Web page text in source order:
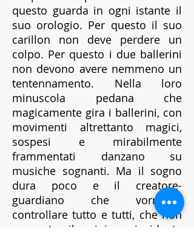
questo guarda in ogni istante il
suo orologio. Per questo il suo
carillon non deve perdere un
colpo. Per questo i due ballerini
non devono avere nemmeno un
tentennamento. Nella loro
minuscola pedana che
magicamente gira i ballerini, con
movimenti altrettanto magici,
sospesi e mirabilmente
frammentati danzano su
musiche sognanti. Ma il sogno
dura poco e il creatore-
guardiano che vorrebbe
controllare tutto e tutti, che non
sopporta il minimo incidente